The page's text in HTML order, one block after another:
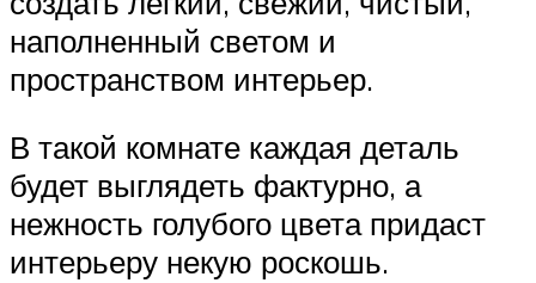
наполненный светом и
пространством интерьер.
В такой комнате каждая деталь
будет выглядеть фактурно, а
нежность голубого цвета придаст
интерьеру некую роскошь.